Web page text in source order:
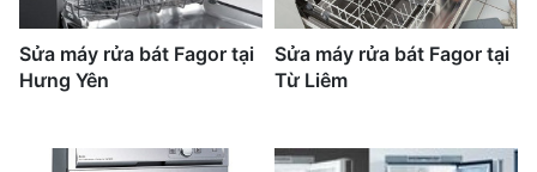
Sửa máy rửa bát Fagor tại
Hưng Yên
Sửa máy rửa bát Fagor tại
Từ Liêm